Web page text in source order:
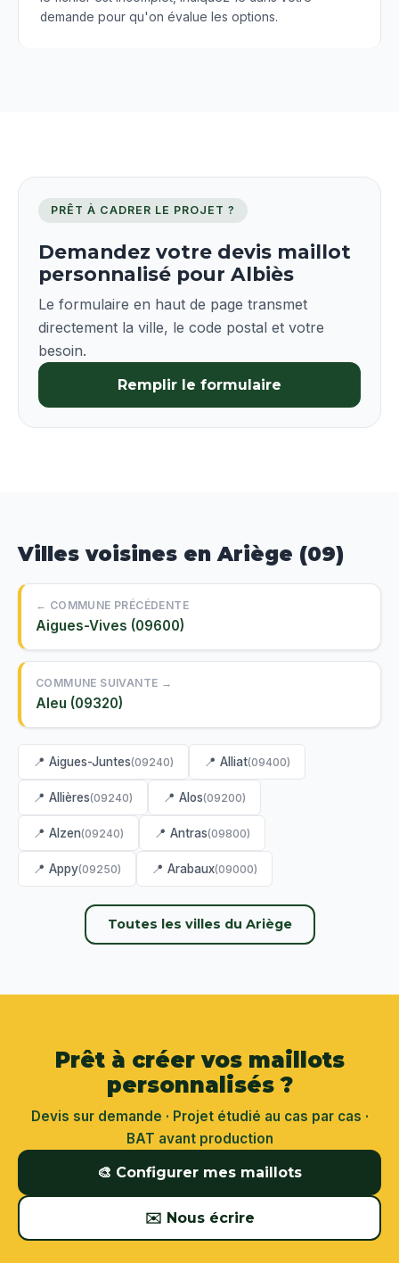
demande pour qu'on évalue les options.
PRÊT À CADRER LE PROJET ?
Demandez votre devis maillot
personnalisé pour Albiès
Le formulaire en haut de page transmet
directement la ville, le code postal et votre
besoin.
Remplir le formulaire
Villes voisines en Ariège (09)
← COMMUNE PRÉCÉDENTE
Aigues-Vives (09600)
COMMUNE SUIVANTE →
Aleu (09320)
📍 Aigues-Juntes(09240) 📍 Alliat(09400)
📍 Allières(09240) 📍 Alos(09200)
📍 Alzen(09240) 📍 Antras(09800)
📍 Appy(09250) 📍 Arabaux(09000)
Toutes les villes du Ariège
Prêt à créer vos maillots
personnalisés ?
Devis sur demande · Projet étudié au cas par cas ·
BAT avant production
🎨 Configurer mes maillots
✉️ Nous écrire